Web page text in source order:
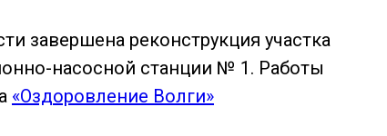
завершена реконструкция участка
насосной станции № 1. Работы
«Оздоровление Волги»